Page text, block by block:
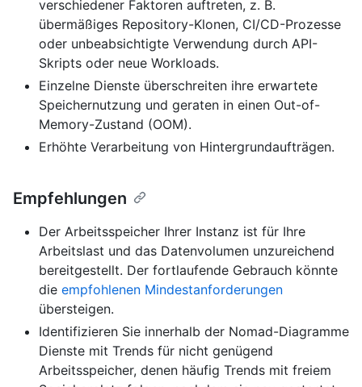
verschiedener Faktoren auftreten, z. B.
übermäßiges Repository-Klonen, CI/CD-Prozesse
oder unbeabsichtigte Verwendung durch API-
Skripts oder neue Workloads.
Einzelne Dienste überschreiten ihre erwartete
Speichernutzung und geraten in einen Out-of-
Memory-Zustand (OOM).
Erhöhte Verarbeitung von Hintergrundaufträgen.
Empfehlungen
Der Arbeitsspeicher Ihrer Instanz ist für Ihre
Arbeitslast und das Datenvolumen unzureichend
bereitgestellt. Der fortlaufende Gebrauch könnte
die empfohlenen Mindestanforderungen
übersteigen.
Identifizieren Sie innerhalb der Nomad-Diagramme
Dienste mit Trends für nicht genügend
Arbeitsspeicher, denen häufig Trends mit freiem